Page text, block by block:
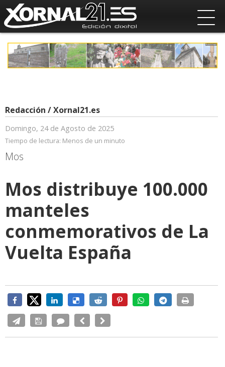
Redacción / Xornal21.es
Domingo, 24 de Agosto de 2025
Tiempo de lectura: Menos de un minuto
Mos
Mos distribuye 100.000
manteles
conmemorativos de La
Vuelta España